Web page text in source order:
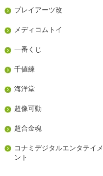
プレイアーツ改
メディコムトイ
一番くじ
千値練
海洋堂
超像可動
超合金魂
コナミデジタルエンタテイメ
ント